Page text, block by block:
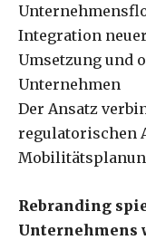
Integration
Umsetzung und
Unternehmen
Der Ansatz
regulatorischen
Rebranding
Unternehmens